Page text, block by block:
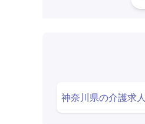
神奈川県の介護求人